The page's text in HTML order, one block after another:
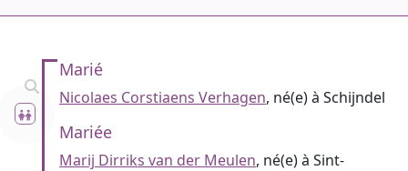
Marié
Nicolaes Corstiaens Verhagen, né(e) à Schijndel
Mariée
Marij Dirriks van der Meulen, né(e) à Sint-